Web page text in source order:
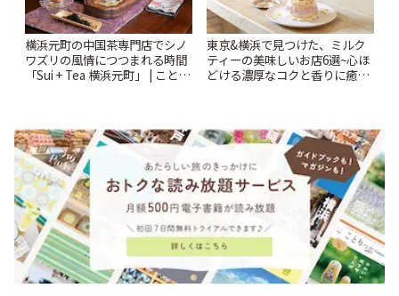
横浜元町の中国茶専門店でシノ
ワズリの風情につつまれる時間
「Sui + Tea 横浜元町」 | ことり
東京&横浜で見つけた、ミルク
ティーの美味しいお店6選~心ほ
どける濃厚なコクと香りに癒や